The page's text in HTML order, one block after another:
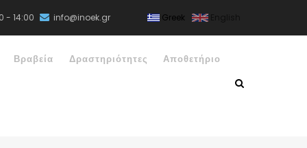
- 14:00 info@inoek.gr English
Greek
Βραβεία Δραστηριότητες Αποθετήριο